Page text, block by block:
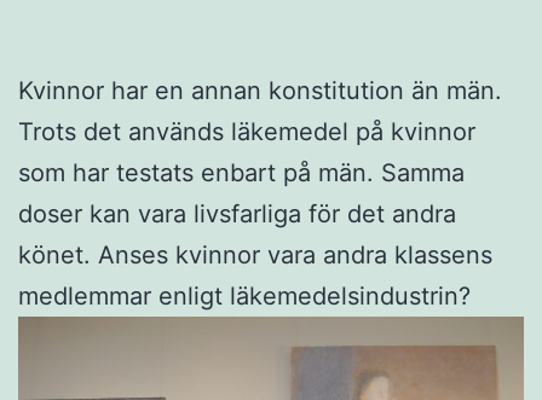
Kvinnor har en annan konstitution än män.
Trots det används läkemedel på kvinnor
som har testats enbart på män. Samma
doser kan vara livsfarliga för det andra
könet. Anses kvinnor vara andra klassens
medlemmar enligt läkemedelsindustrin?